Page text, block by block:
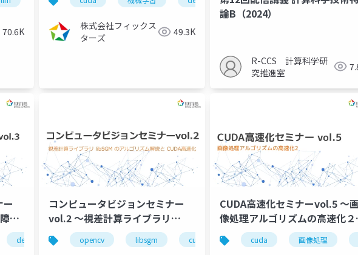
70.6K
株式会社フィックス
ターズ
49.3K
論B（2024）
R-CCS 計算科学研
究推進室
ー
害
deeplearning 深層学習 stixel semanticsegmentation 障害物検知
コンピュータビジョンセミナー
vol.2 ～視差計算ライブラリ
libSGM のアルゴリズム解説と
CUDA高速化～（2022/12/20）
opencv libsgm cuda コンピュータビジョン コ
CUDA高速化セミナーvol.5 ～
像処理アルゴリズムの高速化２
（2022/09/29）
cuda 画像処理